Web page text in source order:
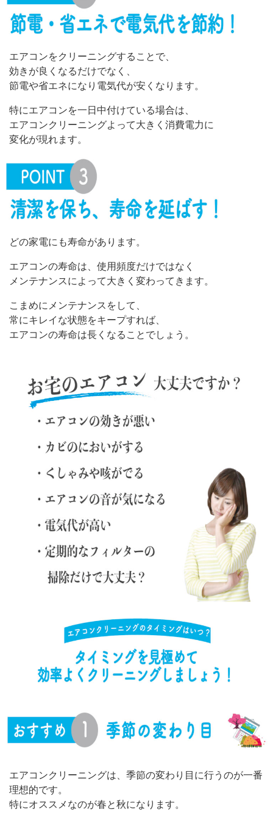
エアコンをクリーニングすることで、
効きが良くなるだけでなく、
節電や省エネになり電気代が安くなります。
特にエアコンを一日中付けている場合は、
エアコンクリーニングよって大きく消費電力に
変化が現れます。
どの家電にも寿命があります。
エアコンの寿命は、使用頻度だけではなく
メンテナンスによって大きく変わってきます。
こまめにメンテナンスをして、
常にキレイな状態をキープすれば、
エアコンの寿命は長くなることでしょう。
エアコンクリーニングは、季節の変わり目に行うのが一番
理想的です。
特にオススメなのが春と秋になります。